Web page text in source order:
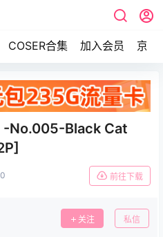
COSER合集 加入会员 京东
-No.005-Black Cat
0 前往下载
关注 私信